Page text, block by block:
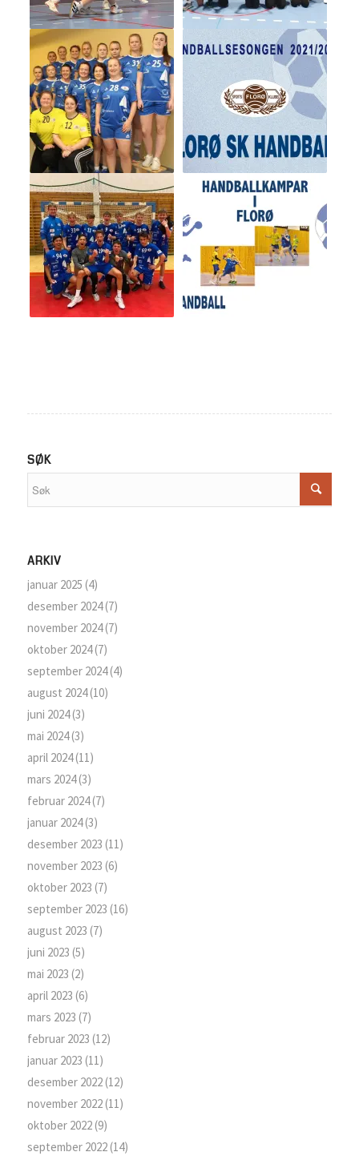
SØK
ARKIV
januar 2025 (4)
desember 2024(7)
november 2024(7)
oktober 2024(7)
september 2024(4)
august 2024(10)
juni 2024(3)
mai 2024(3)
april 2024(11)
mars 2024(3)
februar 2024(7)
januar 2024(3)
desember 2023 (11)
november 2023 (6)
oktober 2023 (7)
september 2023 (16)
august 2023 (7)
juni 2023 (5)
mai 2023 (2)
april 2023 (6)
mars 2023 (7)
februar 2023 (12)
januar 2023 (11)
desember 2022(12)
november 2022(11)
oktober 2022(9)
september 2022(14)